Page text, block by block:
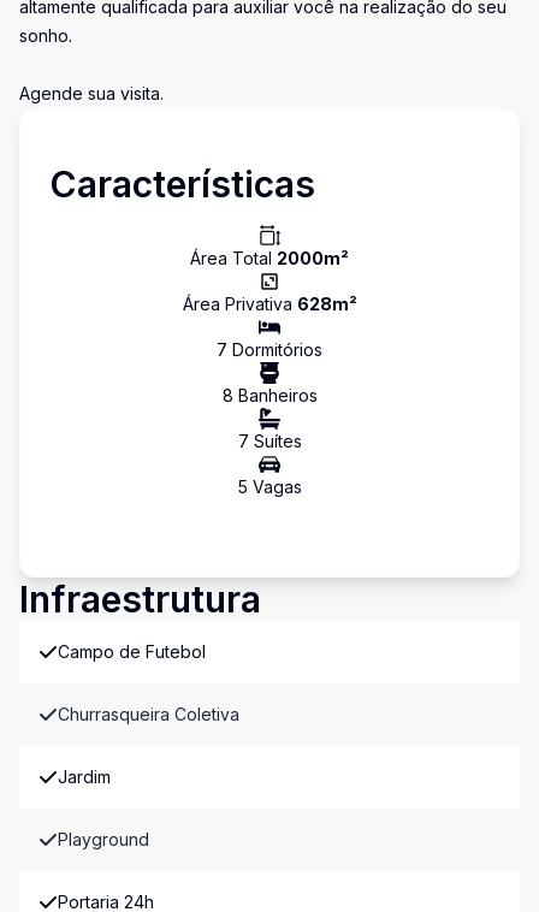
altamente qualificada para auxiliar você na realização do seu
sonho.
Agende sua visita.
Características
Área Total 2000m²
Área Privativa 628m²
7 Dormitórios
8 Banheiros
7 Suítes
5 Vagas
Infraestrutura
Campo de Futebol
Churrasqueira Coletiva
Jardim
Playground
Portaria 24h